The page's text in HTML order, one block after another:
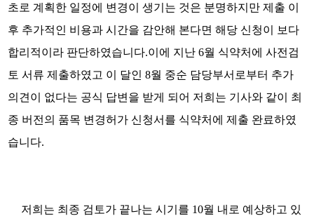
초로 계획한 일정에 변경이 생기는 것은 분명하지만 제출 이
후 추가적인 비용과 시간을 감안해 본다면 해당 신청이 보다
합리적이라 판단하였습니다.이에 지난 6월 식약처에 사전검
토 서류 제출하였고 이 달인 8월 중순 담당부서로부터 추가
의견이 없다는 공식 답변을 받게 되어 저희는 기사와 같이 최
종 버전의 품목 변경허가 신청서를 식약처에 제출 완료하였
습니다.
저희는 최종 검토가 끝나는 시기를 10월 내로 예상하고 있